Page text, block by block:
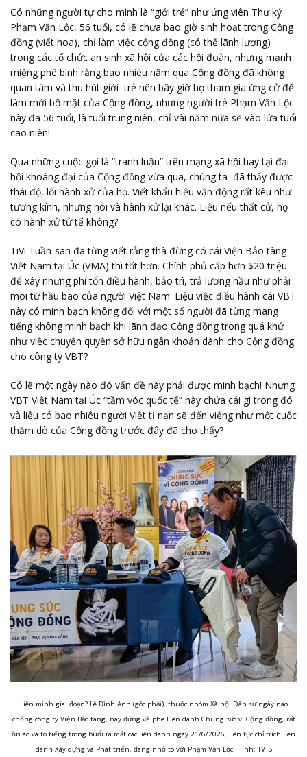
Có những người tự cho mình là “giới trẻ” như ứng viên Thư ký
Phạm Văn Lộc, 56 tuổi, có lẽ chưa bao giờ sinh hoạt trong Cộng
đồng (viết hoa), chỉ làm việc cộng đồng (có thể lãnh lương)
trong các tổ chức an sinh xã hội của các hội đoàn, nhưng mạnh
miệng phê bình rằng bao nhiêu năm qua Cộng đồng đã không
quan tâm và thu hút giới trẻ nên bây giờ họ tham gia ứng cử để
làm mới bộ mặt của Cộng đồng, nhưng người trẻ Phạm Văn Lộc
này đã 56 tuổi, là tuổi trung niên, chỉ vài năm nữa sẽ vào lứa tuổi
cao niên!
Qua những cuộc gọi là “tranh luận” trên mạng xã hội hay tại đại
hội khoáng đại của Cộng đồng vừa qua, chúng ta đã thấy được
thái độ, lối hành xử của họ. Viết khẩu hiệu vận động rất kêu như
tương kính, nhưng nói và hành xử lại khác. Liệu nếu thất cử, họ
có hành xử tử tế không?
TiVi Tuần-san đã từng viết rằng thà đừng có cái Viện Bảo tàng
Việt Nam tại Úc (VMA) thì tốt hơn. Chính phủ cấp hơn $20 triệu
để xây nhưng phí tổn điều hành, bảo trì, trả lương hầu như phải
moi từ hầu bao của người Việt Nam. Liệu việc điều hành cái VBT
này có minh bạch không đối với một số người đã từng mang
tiếng không minh bạch khi lãnh đạo Cộng đồng trong quá khứ
như việc chuyển quyền sở hữu ngân khoản dành cho Cộng đồng
cho công ty VBT?
Có lẽ một ngày nào đó vấn đề này phải được minh bạch! Nhưng
VBT Việt Nam tại Úc “tầm vóc quốc tế” này chứa cái gì trong đó
và liệu có bao nhiêu người Việt tị nạn sẽ đến viếng như một cuộc
thăm dò của Cộng đồng trước đây đã cho thấy?
Liên minh giai đoạn? Lê Đình Anh (góc phải), thuộc nhóm Xã hội Dân sự ngày nào
chống công ty Viện Bảo tàng, nay đứng về phe Liên danh Chung sức vì Cộng đồng, rất
ồn ào và to tiếng trong buổi ra mắt các liên danh ngày 21/6/2026, liên tục chỉ trích liên
danh Xây dựng và Phát triển, đang nhỏ to với Phạm Văn Lộc. Hình: TVTS